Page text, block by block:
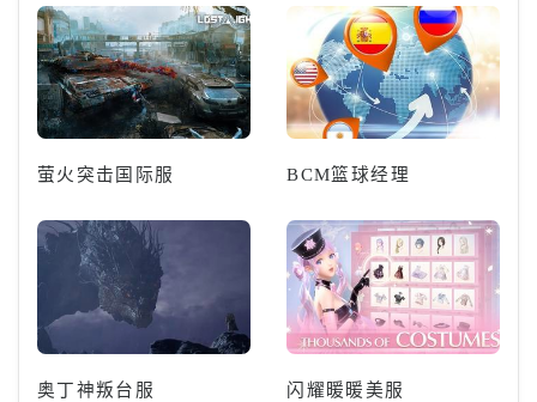
萤火突击国际服 BCM篮球经理
奥丁神叛台服 闪耀暖暖美服